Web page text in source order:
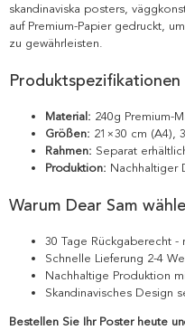
skandinaviska posters,
auf Premium-Papier gedruckt,
zu gewährleisten.
Produktspezifikationen
Material: 240g Premium-
Größen: 21×30 cm (A4),
Rahmen: Separat
Produktion: Nachhaltiger
Warum Dear Sam
30 Tage Rückgaberecht -
Schnelle Lieferung 2-4
Nachhaltige Produktion
Skandinavisches Design
Bestellen Sie Ihr Poster heute